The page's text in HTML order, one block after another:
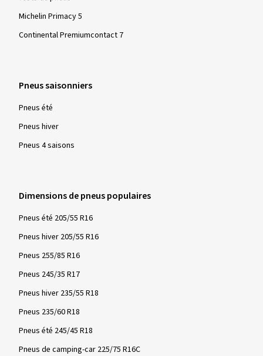
Michelin Primacy 5
Continental Premiumcontact 7
Pneus saisonniers
Pneus été
Pneus hiver
Pneus 4 saisons
Dimensions de pneus populaires
Pneus été 205/55 R16
Pneus hiver 205/55 R16
Pneus 255/85 R16
Pneus 245/35 R17
Pneus hiver 235/55 R18
Pneus 235/60 R18
Pneus été 245/45 R18
Pneus de camping-car 225/75 R16C